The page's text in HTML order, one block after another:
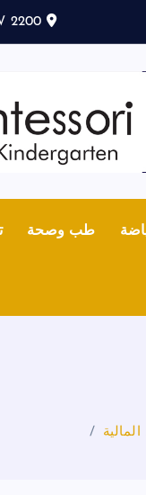
2200
طب وصحة